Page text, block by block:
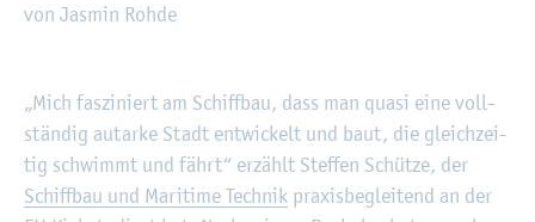
von Jas­min Rohde
„Mich fas­zi­niert am Schiff­bau, dass man quasi eine voll­
stän­dig aut­ar­ke Stadt ent­wi­ckelt und baut, die gleich­zei­
tig schwimmt und fährt“ er­zählt Stef­fen Schüt­ze, der
Schiff­bau und Ma­ri­ti­me Tech­nik pra­xis­be­glei­tend an der
©Fach­hoch­schu­le Kiel